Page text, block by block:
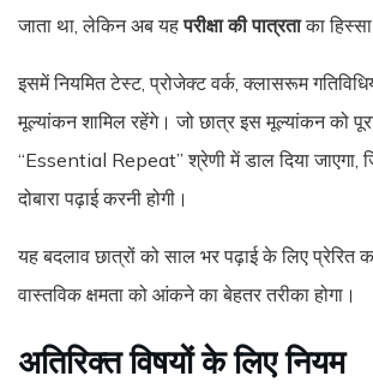
जाता था, लेकिन अब यहपरीक्षा की पात्रताका हिस्सा
इसमें नियमित टेस्ट, प्रोजेक्ट वर्क, क्लासरूम
मूल्यांकन शामिल रहेंगे। जो छात्र इस मूल्यांकन को
“Essential Repeat” श्रेणी में डाल दिया जाएगा,
दोबारा पढ़ाई करनी होगी।
यह बदलाव छात्रों को साल भर पढ़ाई के लिए प्रेरित
वास्तविक क्षमता को आंकने का बेहतर तरीका होगा।
अतिरिक्त विषयों के लिए नियम